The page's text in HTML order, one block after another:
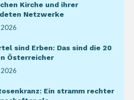
Kirche und ihrer
Netzwerke
2026
sind Erben: Das sind die 20
Österreicher
2026
Ein stramm rechter